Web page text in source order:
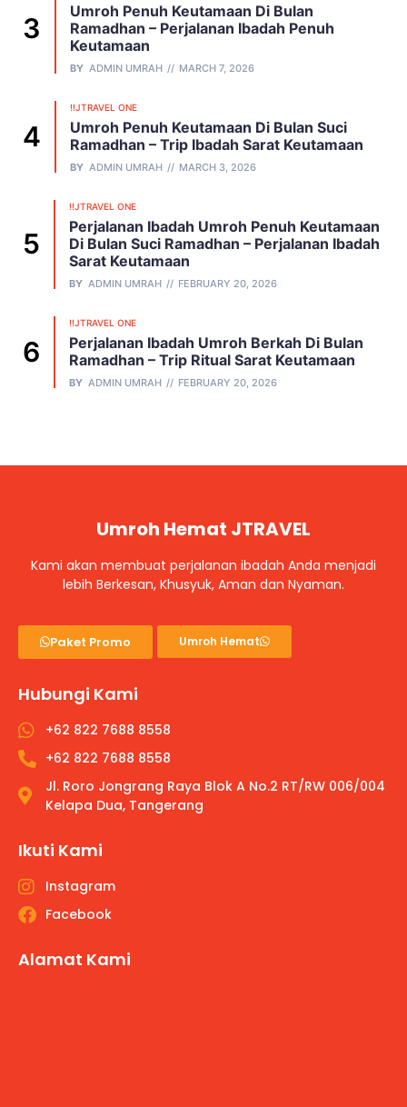
Umroh Penuh Keutamaan Di Bulan
Ramadhan – Perjalanan Ibadah Penuh
Keutamaan
BY ADMIN UMRAH MARCH 7, 2026
!!JTRAVEL ONE
Umroh Penuh Keutamaan Di Bulan Suci
Ramadhan – Trip Ibadah Sarat Keutamaan
BY ADMIN UMRAH MARCH 3, 2026
!!JTRAVEL ONE
Perjalanan Ibadah Umroh Penuh Keutamaan
Di Bulan Suci Ramadhan – Perjalanan Ibadah
Sarat Keutamaan
BY ADMIN UMRAH FEBRUARY 20, 2026
!!JTRAVEL ONE
Perjalanan Ibadah Umroh Berkah Di Bulan
Ramadhan – Trip Ritual Sarat Keutamaan
BY ADMIN UMRAH FEBRUARY 20, 2026
Umroh Hemat JTRAVEL
Kami akan membuat perjalanan ibadah Anda menjadi
lebih Berkesan, Khusyuk, Aman dan Nyaman.
Paket Promo Umroh Hemat
Hubungi Kami
+62 822 7688 8558
+62 822 7688 8558
Jl. Roro Jongrang Raya Blok A No.2 RT/RW 006/004
Kelapa Dua, Tangerang
Ikuti Kami
Instagram
Facebook
Alamat Kami